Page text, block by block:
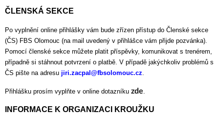
ČLENSKÁ SEKCE
Po vyplnění online přihlášky vám bude zřízen přístup do Členské sekce
(ČS) FBS Olomouc (na mail uvedený v přihlášce vám přijde pozvánka).
Pomocí členské sekce můžete platit příspěvky, komunikovat s trenérem,
případně si stáhnout potvrzení o platbě. V případě jakýchkoliv problémů s
ČS pište na adresu jiri.zacpal@fbsolomouc.cz.
Přihlášku prosím vyplňte v online dotazníku zde.
INFORMACE K ORGANIZACI KROUŽKU